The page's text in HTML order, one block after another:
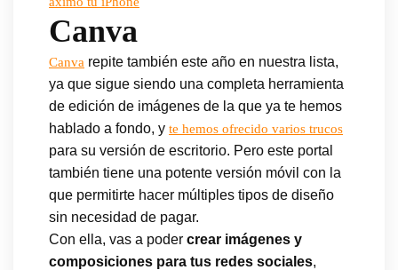
Canva
Canva repite también este año en nuestra lista,
ya que sigue siendo una completa herramienta
de edición de imágenes de la que ya te hemos
hablado a fondo, y te hemos ofrecido varios trucos
para su versión de escritorio. Pero este portal
también tiene una potente versión móvil con la
que permitirte hacer múltiples tipos de diseño
sin necesidad de pagar.
Con ella, vas a poder crear imágenes y
composiciones para tus redes sociales,